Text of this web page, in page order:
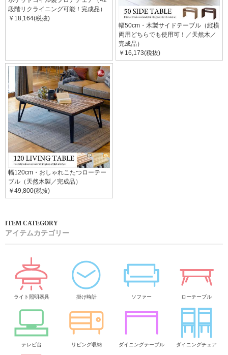
段階リクライニング可能！完成品）
￥18,164(税抜)
幅50cm・木製サイドテーブル（縦横
両用どちらでも使用可！／天然木／
完成品）
￥16,173(税抜)
幅120cm・おしゃれこたつローテー
ブル（天然木製／完成品）
￥49,800(税抜)
アイテムカテゴリー
ライト照明器具 掛け時計 ソファー ローテーブル
テレビ台 リビング収納 ダイニングテーブル ダイニングチェア